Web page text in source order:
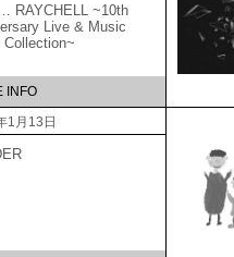
… RAYCHELL ~10th
Live & Music
Collection~
INFO
1月13日